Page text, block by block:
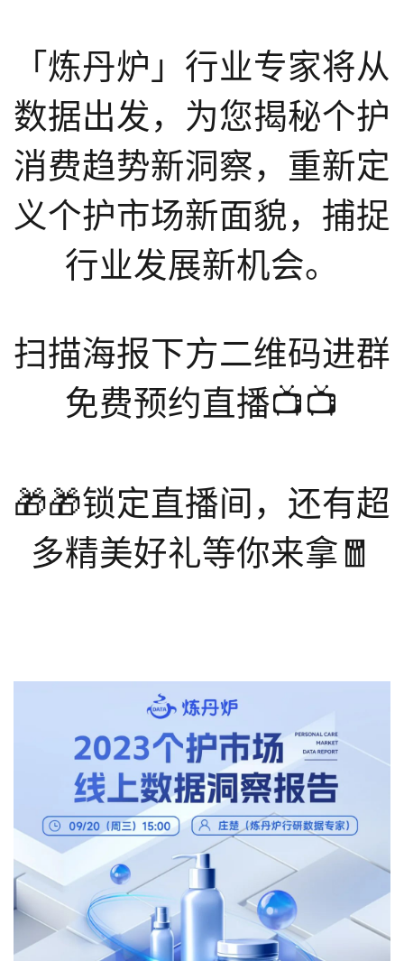
「炼丹炉」行业专家将从
数据出发，为您揭秘个护
消费趋势新洞察，重新定
义个护市场新面貌，捕捉
行业发展新机会。
扫描海报下方二维码进群
免费预约直播📺📺
🎁🎁锁定直播间，还有超
多精美好礼等你来拿🧧